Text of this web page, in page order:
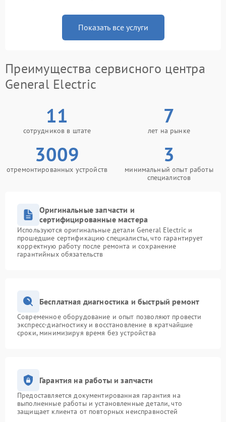
Показать все услуги
Преимущества сервисного центра
General Electric
11
сотрудников в штате
7
лет на рынке
3009
отремонтированных устройств
3
минимальный опыт работы
специалистов
Оригинальные запчасти и
сертифицированные мастера
Используются оригинальные детали General Electric и
прошедшие сертификацию специалисты, что гарантирует
корректную работу после ремонта и сохранение
гарантийных обязательств
Бесплатная диагностика и быстрый ремонт
Современное оборудование и опыт позволяют провести
экспресс-диагностику и восстановление в кратчайшие
сроки, минимизируя время без устройства
Гарантия на работы и запчасти
Предоставляется документированная гарантия на
выполненные работы и установленные детали, что
защищает клиента от повторных неисправностей